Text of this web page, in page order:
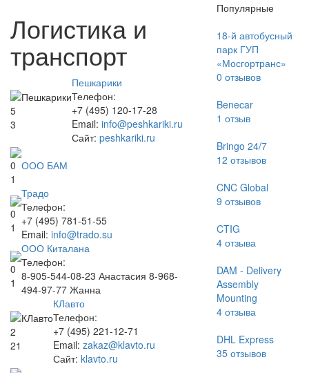
Логистика и
транспорт
5
3
Пешкарики
Телефон:
+7 (495) 120-17-28
Email: info@peshkariki.ru
Сайт: peshkariki.ru
0
1
ООО БАМ
0
1
Традо
Телефон:
+7 (495) 781-51-55
Email: info@trado.su
0
1
ООО Киталана
Телефон:
8-905-544-08-23 Анастасия 8-968-
494-97-77 Жанна
2
21
КЛавто
Телефон:
+7 (495) 221-12-71
Email: zakaz@klavto.ru
Сайт: klavto.ru
Популярные
18-й автобусный
парк ГУП
«Мосгортранс»
0 отзывов
Benecar
1 отзыв
Bringo 24/7
12 отзывов
CNC Global
9 отзывов
CTIG
4отзыва
DAM - Delivery
Assembly
Mounting
4отзыва
DHL Express
35отзывов